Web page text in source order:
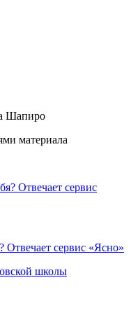
Шапиро
материала
Отвечает сервис «Ясно»